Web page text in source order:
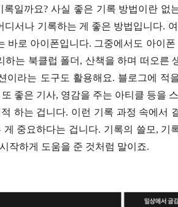
일까요? 사실 좋은 기록 방법이란 없
서나 기록하는 게 좋은 방법입니다.
바로 아이폰입니다. 그중에서도 아이
하는 북클럽 폴더, 산책을 하며 떠오른
이라는 도구도 활용해요. 블로그에 적
좋은 기사, 영감을 주는 아티클 등을
하는 겁니다. 이런 기록 과정 속에서
중요하다는 겁니다. 기록의 쓸모, 기
작하게 도움을 준 것처럼 말이죠.